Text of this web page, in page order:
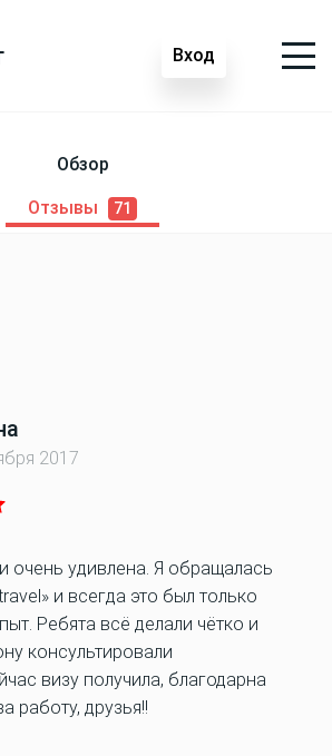
Вход
Обзор
Отзывы 71
2017
очень удивлена. Я обращалась
и всегда это был только
Ребята всё делали чётко и
консультировали
визу получила, благодарна
работу, друзья!!